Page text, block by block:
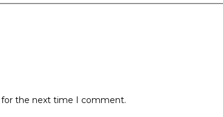
for the next time I comment.